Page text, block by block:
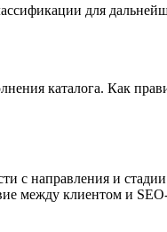
для
каталога. Как
с направления и
между клиентом и